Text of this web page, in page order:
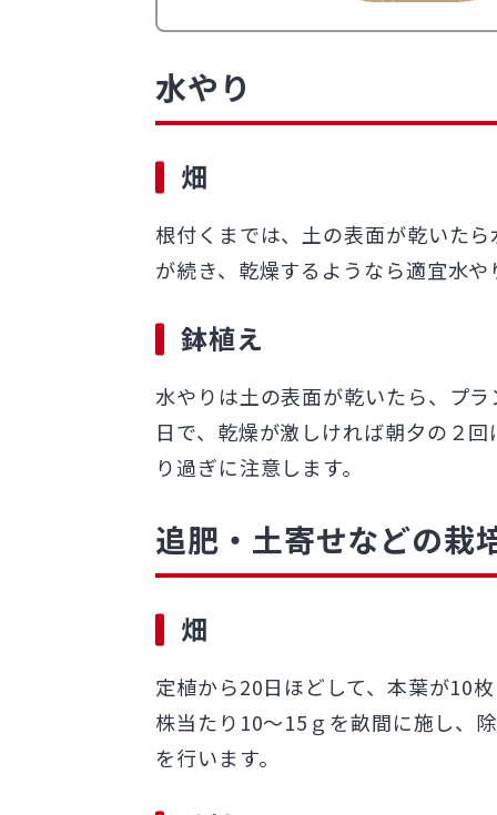
水やり
畑
根付くまでは、土の表面が乾いた
が続き、乾燥するようなら適宜水や
鉢植え
水やりは土の表面が乾いたら、プ
日で、乾燥が激しければ朝夕の２
り過ぎに注意します。
追肥・土寄せなどの栽
畑
定植から20日ほどして、本葉が10
株当たり10～15ｇを畝間に施し、
を行います。